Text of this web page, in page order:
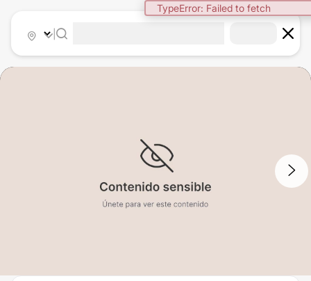
TypeError: Failed to fetch